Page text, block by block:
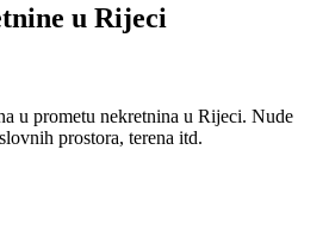
u Rijeci
u prometu nekretnina u Rijeci. Nude
prostora, terena itd.